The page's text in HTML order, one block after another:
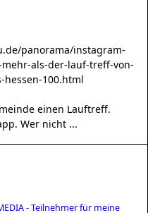
panorama/instagram-
als-der-lauf-treff-von-
100.html
einen Lauftreff.
Wer nicht ...
- Teilnehmer für meine